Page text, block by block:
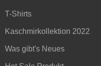
T-Shirts
Kaschmirkollektion 2022
Was gibt's Neues